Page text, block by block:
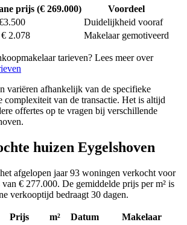
prijs (€ 269.000)
Voordeel
Duidelijkheid vooraf
2.078 Makelaar gemotiveerd
tarieven? Lees meer over
variëren afhankelijk van de specifieke
complexiteit van de transactie. Het is altijd
offertes op te vragen bij verschillende
huizen Eygelshoven
afgelopen jaar 93 woningen verkocht voor
€ 277.000. De gemiddelde prijs per m² is
verkooptijd bedraagt 30 dagen.
Prijs m² Datum
Makelaar